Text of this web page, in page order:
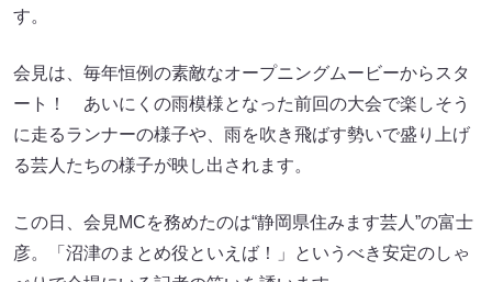
す。
会見は、毎年恒例の素敵なオープニングムービーからスタ
ート！ あいにくの雨模様となった前回の大会で楽しそう
に走るランナーの様子や、雨を吹き飛ばす勢いで盛り上げ
る芸人たちの様子が映し出されます。
この日、会見MCを務めたのは“静岡県住みます芸人”の富士
彦。「沼津のまとめ役といえば！」というべき安定のしゃ